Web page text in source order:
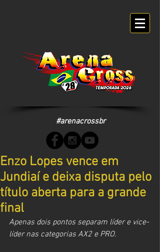
#arenacrossbr
Enzo Lopes vence em
Jundiaí e deixa disputa pelo
título aberta para a grande
final
Apenas dois pontos separam líder e vice-
líder nas categorias AX2 e PRO.